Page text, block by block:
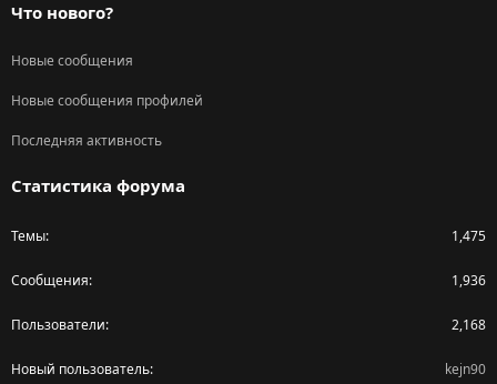
Что нового?
Новые сообщения
Новые сообщения профилей
Последняя активность
Статистика форума
Темы 1,475
Сообщения 1,936
Пользователи 2,168
Новый пользователь kejn90